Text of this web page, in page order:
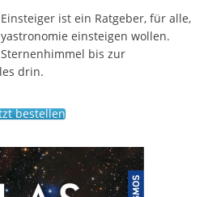
ist ein Ratgeber, für alle,
einsteigen wollen.
bis zur
drin.
bestellen